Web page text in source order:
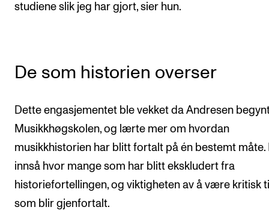
studiene slik jeg har gjort, sier hun.
De som historien overser
Dette engasjementet ble vekket da Andresen
Musikkhøgskolen, og lærte mer om hvordan
musikkhistorien har blitt fortalt på én bestemt måte.
innså hvor mange som har blitt ekskludert fra
historiefortellingen, og viktigheten av å være kritisk
som blir gjenfortalt.